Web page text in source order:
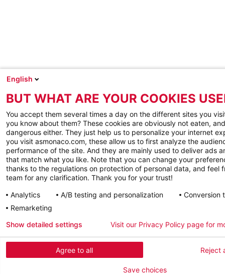
English
BUT WHAT ARE YOUR COOKIES
You accept them several times a day on the different sites you
you know about them? These cookies are obviously not eaten,
dangerous either. They just help us to personalize your internet
you visit asmonaco.com, these allow us to first analyze the
performance of the site. And they are mainly used to deliver ads
that match what you like. Note that you can change your
thanks to the regulations on protection of personal data, and feel
team for any clarification. Thank you for your trust!
Analytics
A/B testing and personalization
Conversion
Remarketing
Agree to all Reject
Show detailed settings Visit our Privacy Policy page for
Save choices